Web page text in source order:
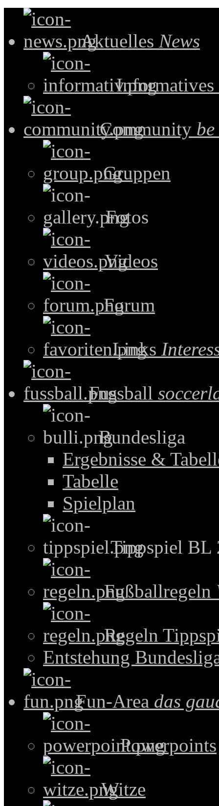
Aktuelles News
Informatives
Community
Gruppen
Fotos
Videos
Forum
Links
Fussball
Bundesliga
Ergebnisse &
Tabelle
Spielplan
Tippspiel BL
Fußballregeln
Regeln
Entstehung
Fun-Area das
Powerpoints
Witze